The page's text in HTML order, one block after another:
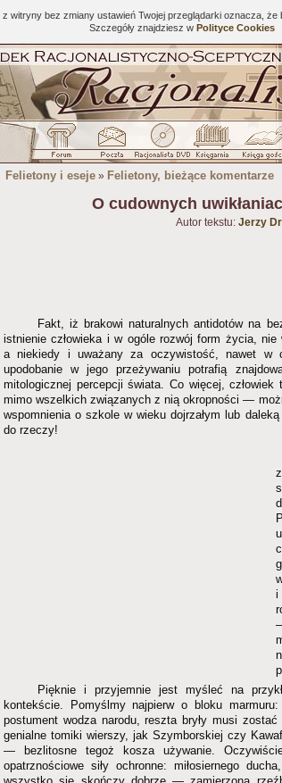
bez zmiany ustawień Twojej przeglądarki oznacza,
Szczegóły znajdziesz w Polityce Cookies
Felietony i eseje » Felietony, bieżące komentarze
O cudownych
Autor tekstu: Jerzy
Fakt, iż brakowi naturalnych antidotów na
istnienie człowieka i w ogóle rozwój form życia,
a niekiedy i uważany za oczywistość, nawet w
upodobanie w jego przeżywaniu potrafią
mitologicznej percepcji świata. Co więcej,
mimo wszelkich związanych z nią okropności —
wspomnienia o szkole w wieku dojrzałym lub
do rzeczy!
i
Pięknie i przyjemnie jest myśleć na
kontekście. Pomyślmy najpierw o bloku
postument wodza narodu, reszta bryły musi
genialne tomiki wierszy, jak Szymborskiej czy
— bezlitosne tegoż kosza używanie.
opatrznościowe siły ochronne: miłosiernego